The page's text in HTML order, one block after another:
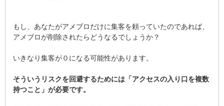
もし、あなたがアメブロだけに集客を頼っていたのであれば、
アメブロが削除されたらどうなるでしょうか？
いきなり集客が０になる可能性があります。
そういうリスクを回避するためには「アクセスの入り口を複数
持つこと」が必要です。